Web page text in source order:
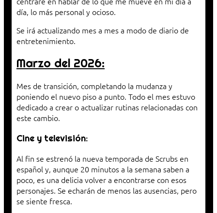
día, lo más personal y ocioso.
Se irá actualizando mes a mes a modo de diario de
entretenimiento.
Marzo del 2026:
Mes de transición, completando la mudanza y
poniendo el nuevo piso a punto. Todo el mes estuvo
dedicado a crear o actualizar rutinas relacionadas con
este cambio.
Cine y televisión:
Al fin se estrenó la nueva temporada de Scrubs en
español y, aunque 20 minutos a la semana saben a
poco, es una delicia volver a encontrarse con esos
personajes. Se echarán de menos las ausencias, pero
se siente fresca.